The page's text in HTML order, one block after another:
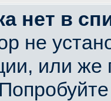
нет в
не
или же